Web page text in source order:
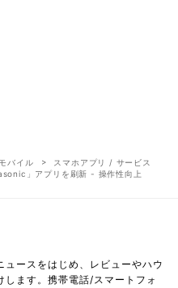
バイル
スマホアプリ / サービス
」アプリを刷新 - 操作性向上
ュースをはじめ、レビューやハウ
します。携帯電話/スマートフォ